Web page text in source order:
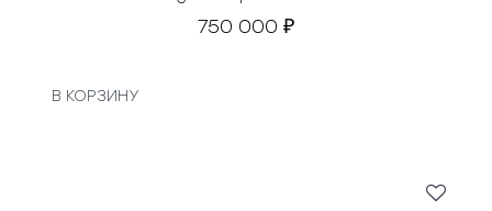
750 000 ₽
В КОРЗИНУ